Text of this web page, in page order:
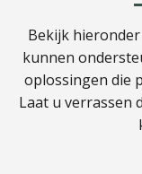
Bekijk
kunnen
oplossingen die
Laat u verrassen